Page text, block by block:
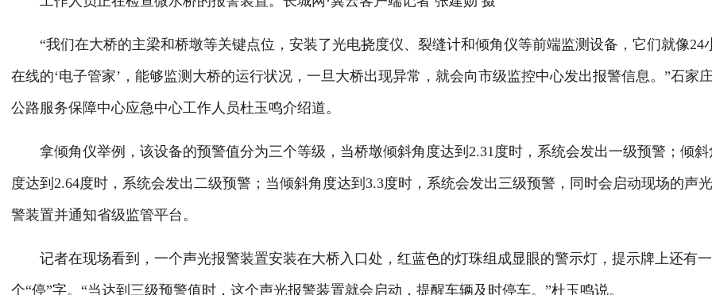
“我们在大桥的主梁和桥墩等关键点位，安装了光电挠度仪、裂缝计和倾角仪等前端监测设备，它们就像24
在线的‘电子管家’，能够监测大桥的运行状况，一旦大桥出现异常，就会向市级监控中心发出报警信息。”石家
公路服务保障中心应急中心工作人员杜玉鸣介绍道。
拿倾角仪举例，该设备的预警值分为三个等级，当桥墩倾斜角度达到2.31度时，系统会发出一级预警；倾斜
度达到2.64度时，系统会发出二级预警；当倾斜角度达到3.3度时，系统会发出三级预警，同时会启动现场的声
警装置并通知省级监管平台。
记者在现场看到，一个声光报警装置安装在大桥入口处，红蓝色的灯珠组成显眼的警示灯，提示牌上还有一
个“停”字。“当达到三级预警值时，这个声光报警装置就会启动，提醒车辆及时停车。”杜玉鸣说。